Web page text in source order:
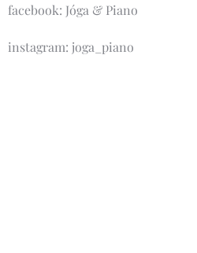
facebook: Jóga & Piano
instagram: joga_piano